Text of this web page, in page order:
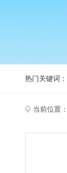
热门关键词：
当前位置：